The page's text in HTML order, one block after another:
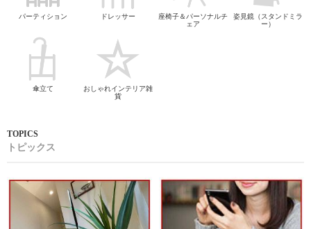
パーティション ドレッサー
座椅子＆パーソナルチ
ェア
姿見鏡（スタンドミラ
ー）
傘立て
おしゃれインテリア雑
貨
トピックス